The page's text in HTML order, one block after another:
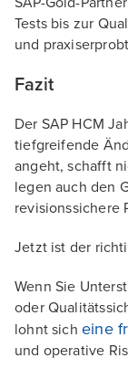
Tests bis zur
und
Fazit
Der SAP HCM
tiefgreifende
angeht, schafft
legen auch den
revisionssichere
Jetzt ist der
Wenn Sie
oder
lohnt sich eine
und operative